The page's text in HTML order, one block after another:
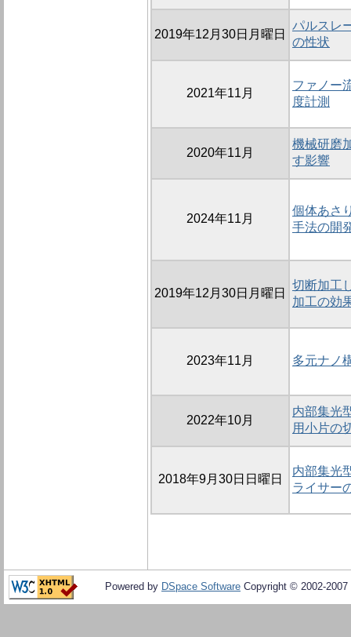
2019年12月30日月曜日
パルスレ
の性状
2021年11月
ファノー
度計測
2020年11月
機械研磨
す影響
2024年11月
個体あさ
手法の開
2019年12月30日月曜日
切断加工
加工の効
2023年11月 多元ナノ
2022年10月
内部集光
用小片の
2018年9月30日日曜日
内部集光
ライサー
Powered by DSpace Software Copyright © 2002-2007